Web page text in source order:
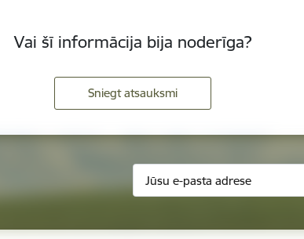
Vai šī informācija bija noderīga?
Sniegt atsauksmi